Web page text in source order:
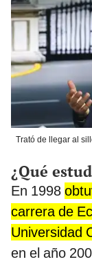
Trató de llegar al
¿Qué
En 1998
carrera de
Universidad
en el año